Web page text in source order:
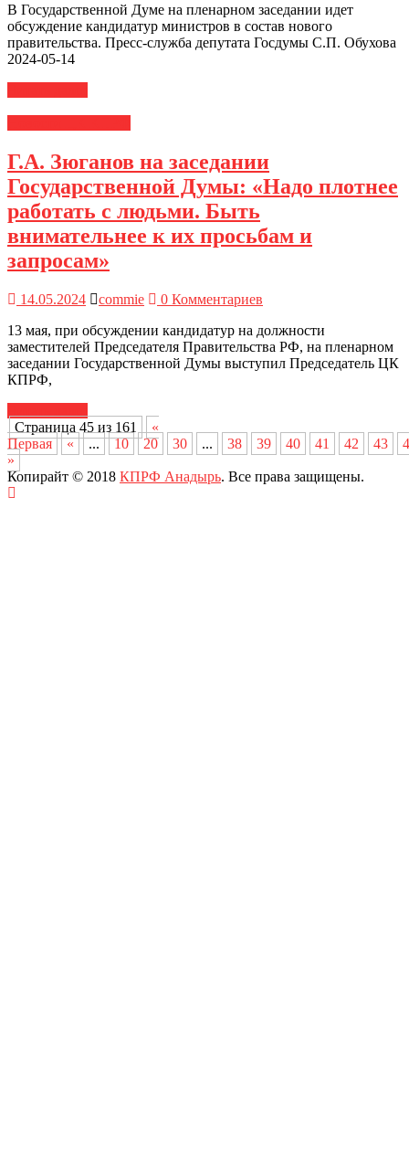
В Государственной Думе на пленарном заседании идет
обсуждение кандидатур министров в состав нового
правительства. Пресс-служба депутата Госдумы С.П. Обухова
2024-05-14
Г.А. Зюганов на заседании
Государственной Думы: «Надо плотнее
работать с людьми. Быть
внимательнее к их просьбам и
запросам»
14.05.2024 commie
0 Комментариев
13 мая, при обсуждении кандидатур на должности
заместителей Председателя Правительства РФ, на пленарном
заседании Государственной Думы выступил Председатель ЦК
КПРФ,
Страница 45 из 161
«
Первая
« ... 10 20 30 ... 38 39 40 41 42 43
»
Копирайт © 2018 КПРФ Анадырь. Все права защищены.